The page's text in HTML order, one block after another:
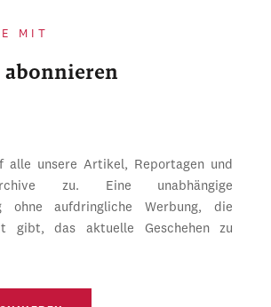
MIT
abonnieren
alle unsere Artikel, Reportagen und
zu. Eine unabhängige
ohne aufdringliche Werbung, die
gibt, das aktuelle Geschehen zu